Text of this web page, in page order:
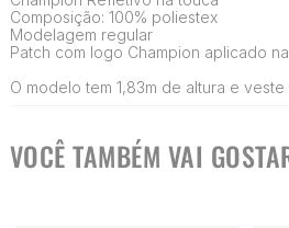
Composição: 100% poliestex
Modelagem regular
Patch com logo Champion aplicado
O modelo tem 1,83m de altura e veste
VOCÊ TAMBÉM VAI